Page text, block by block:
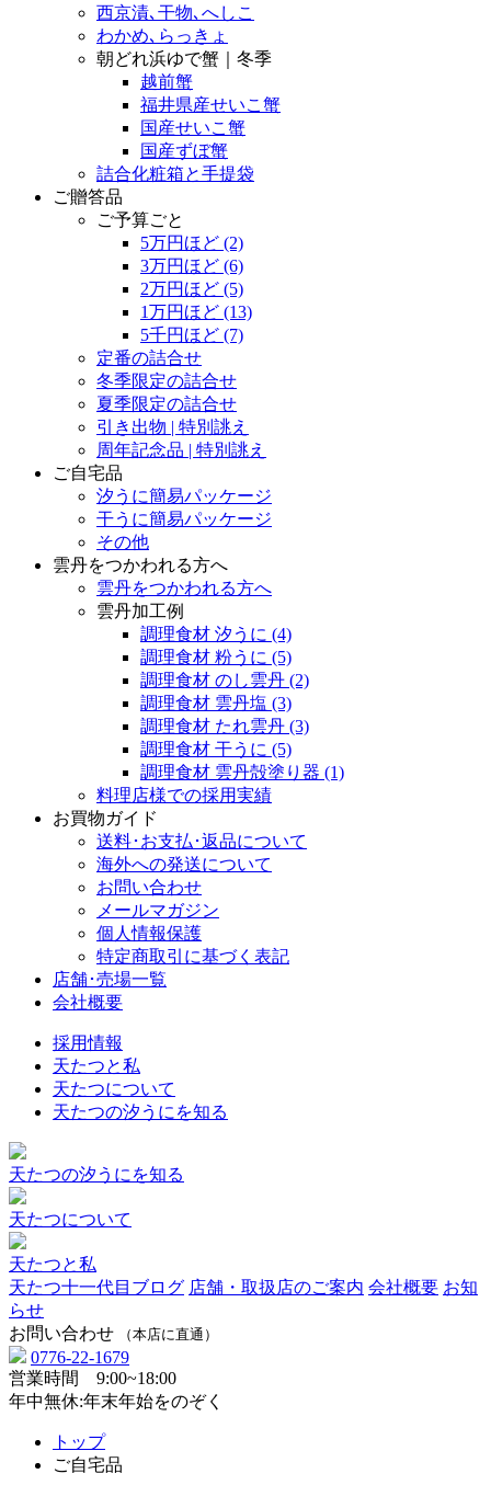
西京漬､干物､へしこ
わかめ､らっきょ
朝どれ浜ゆで蟹｜冬季
越前蟹
福井県産せいこ蟹
国産せいこ蟹
国産ずぼ蟹
詰合化粧箱と手提袋
ご贈答品
ご予算ごと
5万円ほど (2)
3万円ほど (6)
2万円ほど (5)
1万円ほど (13)
5千円ほど (7)
定番の詰合せ
冬季限定の詰合せ
夏季限定の詰合せ
引き出物 | 特別誂え
周年記念品 | 特別誂え
ご自宅品
汐うに簡易パッケージ
干うに簡易パッケージ
その他
雲丹をつかわれる方へ
雲丹をつかわれる方へ
雲丹加工例
調理食材 汐うに (4)
調理食材 粉うに (5)
調理食材 のし雲丹 (2)
調理食材 雲丹塩 (3)
調理食材 たれ雲丹 (3)
調理食材 干うに (5)
調理食材 雲丹殻塗り器 (1)
料理店様での採用実績
お買物ガイド
送料･お支払･返品について
海外への発送について
お問い合わせ
メールマガジン
個人情報保護
特定商取引に基づく表記
店舗･売場一覧
会社概要
採用情報
天たつと私
天たつについて
天たつの汐うにを知る
天たつの汐うにを知る
天たつについて
天たつと私
天たつ十一代目ブログ 店舗・取扱店のご案内 会社概要 お知
らせ
お問い合わせ
（本店に直通）
0776-22-1679
営業時間 9:00~18:00
年中無休:年末年始をのぞく
トップ
ご自宅品